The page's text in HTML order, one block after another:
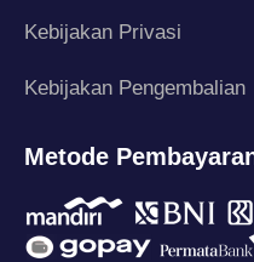
Kebijakan Privasi
Kebijakan Pengembalian
Metode